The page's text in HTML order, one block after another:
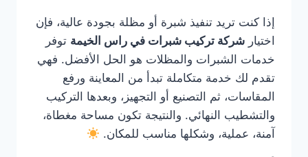
إذا كنت تريد تنفيذ شبرة أو مظلة بجودة عالية، فإن
اختيار شركة تركيب شبرات في راس الخيمة توفر
خدمات الشبرات والمظلات هو الحل الأفضل. فهي
تقدم لك خدمة متكاملة تبدأ من المعاينة ورفع
المقاسات، ثم التصنيع أو التجهيز، وبعدها التركيب
والتشطيب النهائي. والنتيجة تكون مساحة مغطاة،
آمنة، عملية، وشكلها مناسب للمكان.